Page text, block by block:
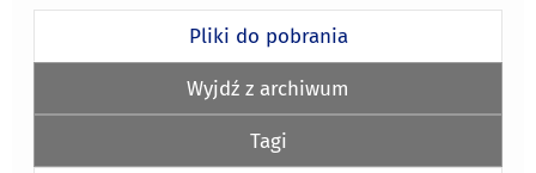
Pliki do pobrania
Wyjdź z archiwum
Tagi